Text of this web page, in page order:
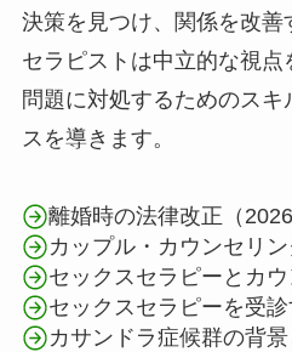
決策を見つけ、関係を改善
セラピストは中立的な視
問題に対処するためのス
スを導きます。
離婚時の法律改正（
カップル・カウンセリ
セックスセラピーとカ
セックスセラピーを受
カサンドラ症候群の背